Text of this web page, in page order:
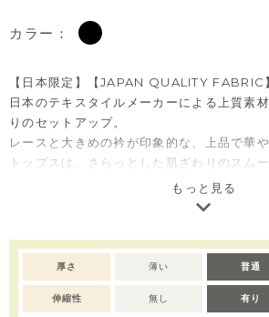
カラー：
【日本限定】【JAPAN QUALITY FABRIC
日本のテキスタイルメーカーによる上質素
りのセットアップ。
レースと大きめの衿が印象的な、上品で華
トップスは、さらっとした肌ざわりのスム
い季節も快適な着心地、クラシックなグレ
カー生地を採用。やわらかな伸び感と吸汗
適に過ごせ、黒×ゴールドの背タグやロゴプ
高級感のある仕上がりに。
お出かけやおめかしシーンにもおすすめで
もっと見る
厚さ 薄い 普通
伸縮性 無し 有り